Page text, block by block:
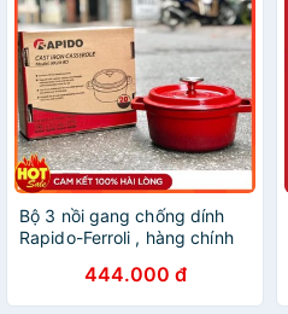
Bộ 3 nồi gang chống dính
Rapido-Ferroli , hàng chính
444.000 đ